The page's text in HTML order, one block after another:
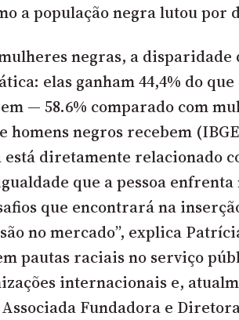
a população negra lutou por
negras, a disparidade
elas ganham 44,4% do
— 58.6% comparado com
homens negros recebem
está diretamente relacionado
que a pessoa
que encontrará na
no mercado”, explica
pautas raciais no serviço
internacionais e,
Fundadora e